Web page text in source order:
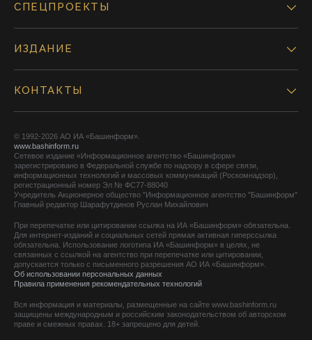
СПЕЦПРОЕКТЫ
ИЗДАНИЕ
КОНТАКТЫ
© 1992-2026 АО ИА «Башинформ».
www.bashinform.ru
Сетевое издание «Информационное агентство «Башинформ»
зарегистрировано в Федеральной службе по надзору в сфере связи,
информационных технологий и массовых коммуникаций (Роскомнадзор),
регистрационный номер Эл № ФС77-88040
Учредитель Акционерное общество "Информационное агентство "Башинформ"
Главный редактор Шарафутдинов Руслан Михайлович
При перепечатке или цитировании ссылка на ИА «Башинформ» обязательна.
Для интернет-изданий и социальных сетей прямая активная гиперссылка
обязательна. Использование логотипа ИА «Башинформ» в целях, не
связанных с ссылкой на агентство при перепечатке или цитировании,
допускается только с письменного разрешения АО ИА «Башинформ».
Об использовании персональных данных
Правила применения рекомендательных технологий
Вся информация и материалы, размещенные на сайте www.bashinform.ru
защищены международным и российским законодательством об авторском
праве и смежных правах. 18+ запрещено для детей.